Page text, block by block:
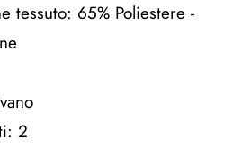
tessuto: 65% Poliestere -
2